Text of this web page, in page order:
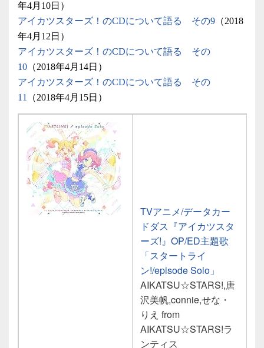
年4月10日）
アイカツスターズ！のCDについて語る その9 （2018
年4月12日）
アイカツスターズ！のCDについて語る その
10 （2018年4月14日）
アイカツスターズ！のCDについて語る その
11
（2018年4月15日）
TVアニメ/データカー
ドダス『アイカツスタ
ーズ!』OP/ED主題歌
「スタートライ
ン!/episode Solo」
AIKATSU☆STARS!,唐
沢美帆,connie,せな・
りえ from
AIKATSU☆STARS!ラ
ンティス